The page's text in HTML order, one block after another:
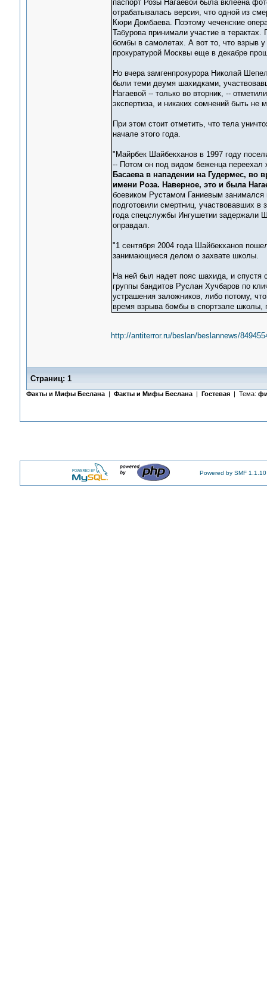
паспорт Розы Нагаевой была вклеена
отрабатывалась версия, что одной из
Кюри Домбаева. Поэтому чеченские
Табурова принимали участие в
бомбы в самолетах. А вот то, что взрыв
прокуратурой Москвы еще в декабре
Но вчера замгенпрокурора Николай
были теми двумя шахидками,
Нагаевой -- только во вторник, --
экспертиза, и никаких сомнений быть не
При этом стоит отметить, что тела
начале этого года.
"Майрбек Шайбекханов в 1997 году
-- Потом он под видом беженца
Басаева в нападении на Гудермес, во
имени Роза. Наверное, это и была
боевиком Рустамом Ганиевым занимался
подготовили смертниц, участвовавших
года спецслужбы Ингушетии задержали
оправдал.
"1 сентября 2004 года Шайбекханов
занимающиеся делом о захвате школы.
На ней был надет пояс шахида, и спустя
группы бандитов Руслан Хучбаров по
устрашения заложников, либо потому,
время взрыва бомбы в спортзале школы,
http://antiterror.ru/beslan/beslannews/
Страниц: 1
Факты и Мифы Беслана| Факты и Мифы Беслана| Гостевая | Тема:
Powered by SMF 1.1.10